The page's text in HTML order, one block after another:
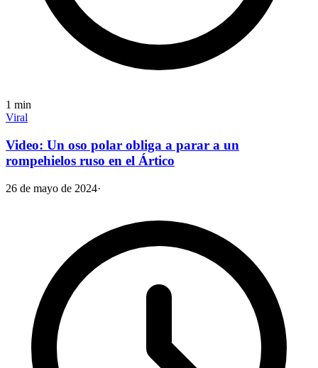
1 min
Viral
Video: Un oso polar obliga a parar a un
rompehielos ruso en el Ártico
26 de mayo de 2024·